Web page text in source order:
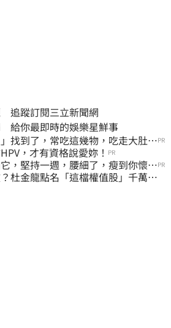
追蹤訂閱三立新聞網
給你最即時的娛樂星鮮事
找到了，常吃這幾物，吃走大肚
PR
，才有資格說愛妳！ PR
，堅持一週，腰細了，瘦到你懷疑PR
杜金龍點名「這檔權值股」千萬別